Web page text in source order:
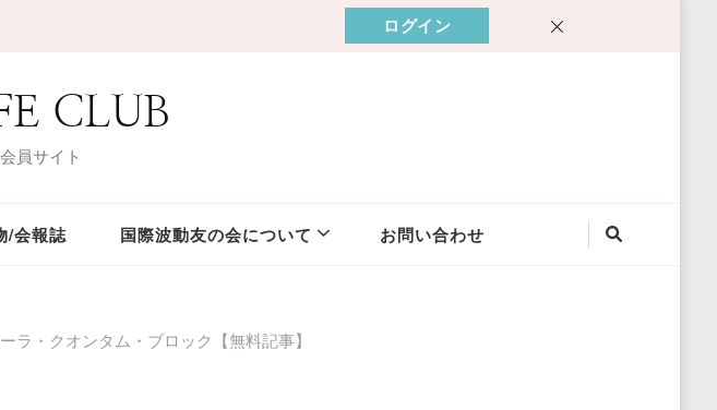
ログイン
CLUB
員サイト
/会報誌 国際波動友の会について お問い合わせ
ラ・クオンタム・ブロック【無料記事】